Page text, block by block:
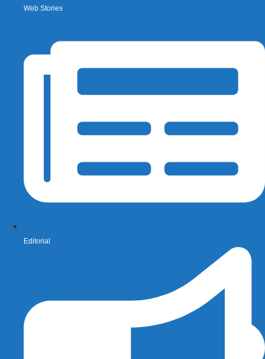
Web Stories
Editorial